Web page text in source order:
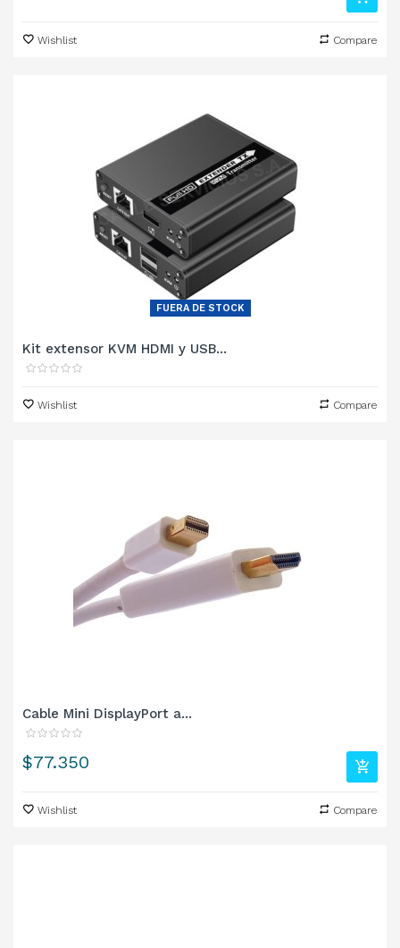
Wishlist Compare
FUERA DE STOCK
Kit extensor KVM HDMI y USB...
Wishlist Compare
Cable Mini DisplayPort a...
Precio
$77.350
Wishlist Compare